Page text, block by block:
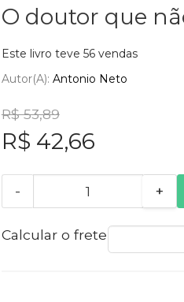
O doutor que
Este livro teve 56 vendas
Autor(a): Antonio Neto
R$ 53,89
R$ 42,66
- +
Calcular o frete